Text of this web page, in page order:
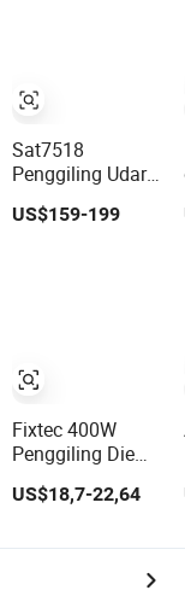
Sat7518
Penggiling Udara
US$159-199
Fixtec 400W
Penggiling Die
Variabel 6mm
Portabel untuk
US$18,7-22,64